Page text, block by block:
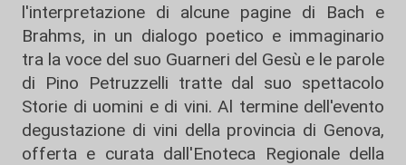
l'interpretazione di alcune pagine di Bach e
Brahms, in un dialogo poetico e immaginario
tra la voce del suo Guarneri del Gesù e le parole
di Pino Petruzzelli tratte dal suo spettacolo
Storie di uomini e di vini. Al termine dell'evento
degustazione di vini della provincia di Genova,
offerta e curata dall'Enoteca Regionale della